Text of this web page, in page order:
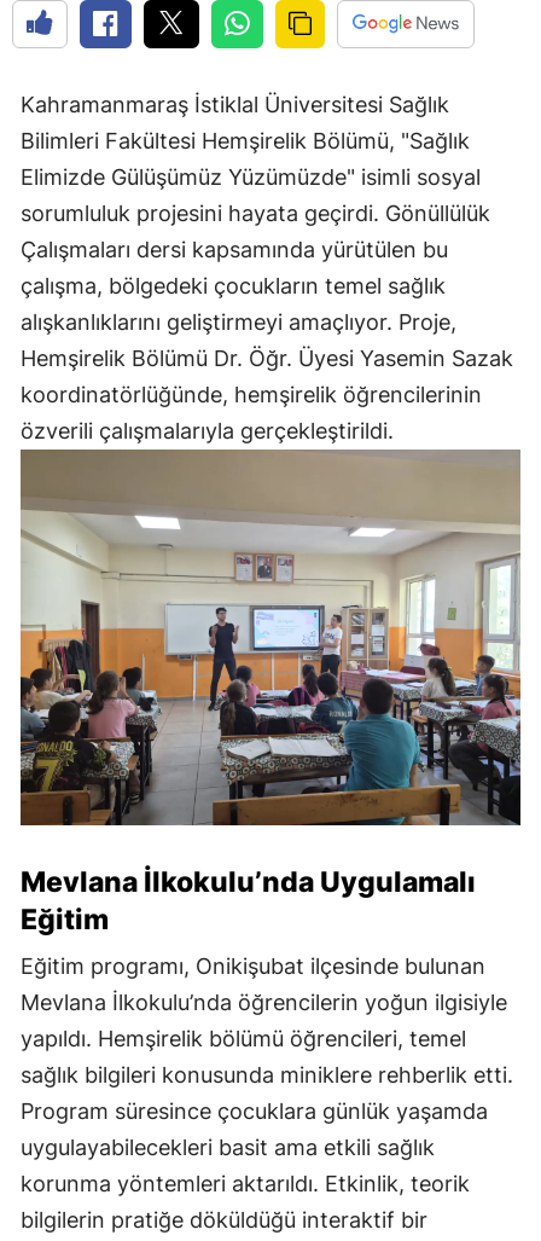
Kahramanmaraş İstiklal Üniversitesi Sağlık
Bilimleri Fakültesi Hemşirelik Bölümü, "Sağlık
Elimizde Gülüşümüz Yüzümüzde" isimli sosyal
sorumluluk projesini hayata geçirdi. Gönüllülük
Çalışmaları dersi kapsamında yürütülen bu
çalışma, bölgedeki çocukların temel sağlık
alışkanlıklarını geliştirmeyi amaçlıyor. Proje,
Hemşirelik Bölümü Dr. Öğr. Üyesi Yasemin Sazak
koordinatörlüğünde, hemşirelik öğrencilerinin
özverili çalışmalarıyla gerçekleştirildi.
Mevlana İlkokulu’nda Uygulamalı
Eğitim
Eğitim programı, Onikişubat ilçesinde bulunan
Mevlana İlkokulu’nda öğrencilerin yoğun ilgisiyle
yapıldı. Hemşirelik bölümü öğrencileri, temel
sağlık bilgileri konusunda miniklere rehberlik etti.
Program süresince çocuklara günlük yaşamda
uygulayabilecekleri basit ama etkili sağlık
korunma yöntemleri aktarıldı. Etkinlik, teorik
bilgilerin pratiğe döküldüğü interaktif bir